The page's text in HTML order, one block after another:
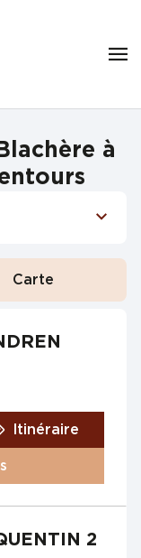
à
Carte
Itinéraire
2